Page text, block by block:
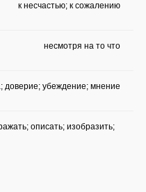
к несчастью; к сожалению
несмотря на то что
доверие; убеждение; мнение
описать; изобразить;